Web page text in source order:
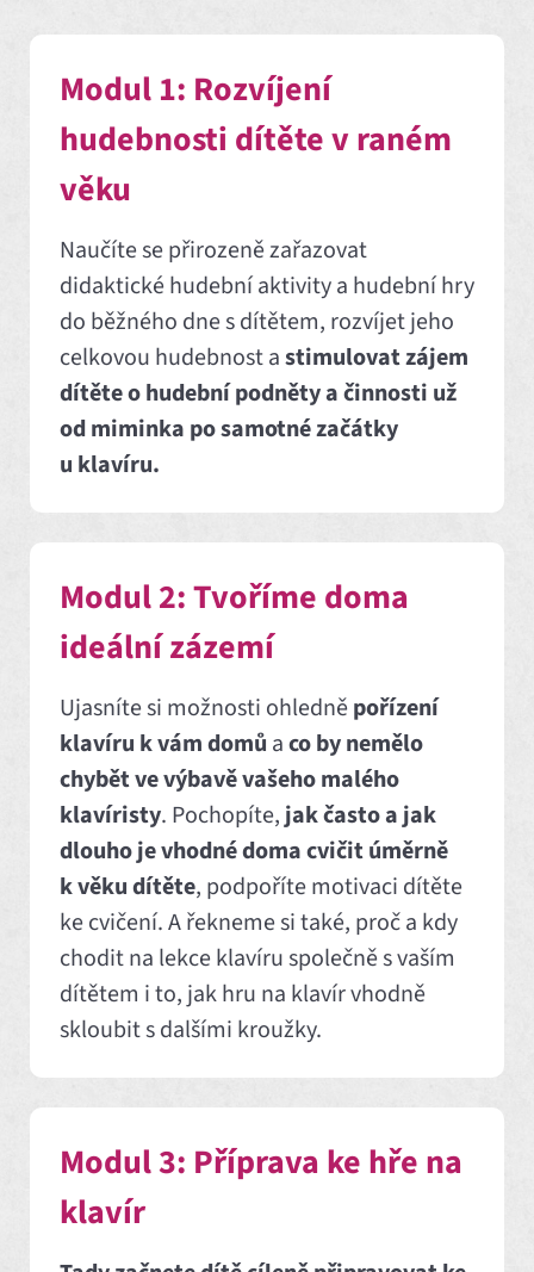
Modul 1: Rozvíjení
hudebnosti dítěte v raném
věku
Naučíte se přirozeně zařazovat
didaktické hudební aktivity a hudební hry
do běžného dne s dítětem, rozvíjet jeho
celkovou hudebnost astimulovat zájem
dítěte o hudební podněty a činnosti už
od miminka po samotné začátky
u klavíru.
Modul 2: Tvoříme doma
ideální zázemí
Ujasníte si možnosti ohledněpořízení
klavíru k vám domů aco by nemělo
chybět ve výbavě vašeho malého
klavíristy. Pochopíte,jak často a jak
dlouho je vhodné doma cvičit úměrně
k věku dítěte, podpoříte motivaci dítěte
ke cvičení. A řekneme si také, proč a kdy
chodit na lekce klavíru společně s vaším
dítětem i to, jak hru na klavír vhodně
skloubit s dalšími kroužky.
Modul 3: Příprava ke hře na
klavír